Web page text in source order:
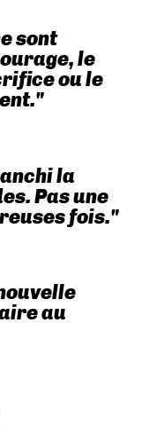
sont
le
ou le
la
Pas une
fois."
au